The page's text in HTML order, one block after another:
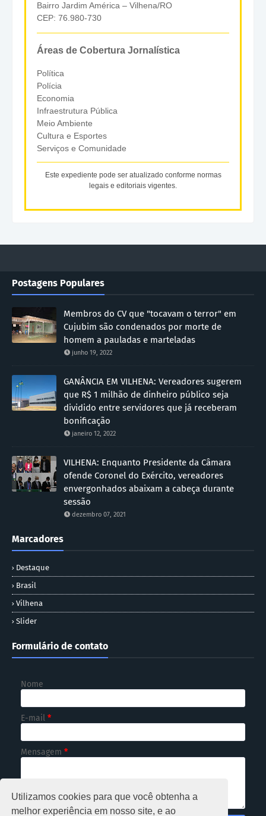
Utilizamos cookies para que você obtenha a
melhor experiência em nosso site, e ao
Bairro Jardim América – Vilhena/RO
CEP: 76.980-730
Áreas de Cobertura Jornalística
Política
Polícia
Economia
Infraestrutura Pública
Meio Ambiente
Cultura e Esportes
Serviços e Comunidade
Este expediente pode ser atualizado conforme normas
legais e editoriais vigentes.
Postagens Populares
Membros do CV que "tocavam o terror" em
Cujubim são condenados por morte de
homem a pauladas e marteladas
junho 19, 2022
GANÂNCIA EM VILHENA: Vereadores sugerem
que R$ 1 milhão de dinheiro público seja
dividido entre servidores que já receberam
bonificação
janeiro 12, 2022
VILHENA: Enquanto Presidente da Câmara
ofende Coronel do Exército, vereadores
envergonhados abaixam a cabeça durante
sessão
dezembro 07, 2021
Marcadores
Destaque
Brasil
Vilhena
Slider
Formulário de contato
Nome
E-mail *
Mensagem *